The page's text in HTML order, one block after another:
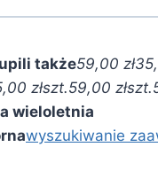
także59,00 zł
złszt.59,00 złszt.
wieloletnia
wyszukiwanie